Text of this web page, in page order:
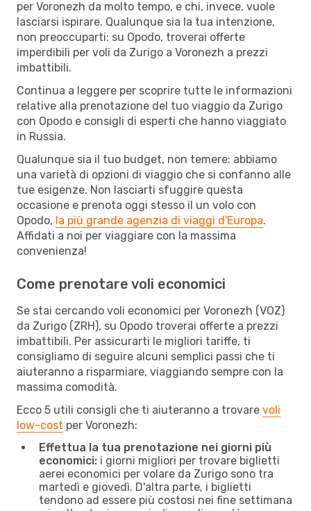
per Voronezh da molto tempo, e chi, invece, vuole
lasciarsi ispirare. Qualunque sia la tua intenzione,
non preoccuparti: su Opodo, troverai offerte
imperdibili per voli da Zurigo a Voronezh a prezzi
imbattibili.
Continua a leggere per scoprire tutte le informazioni
relative alla prenotazione del tuo viaggio da Zurigo
con Opodo e consigli di esperti che hanno viaggiato
in Russia.
Qualunque sia il tuo budget, non temere: abbiamo
una varietà di opzioni di viaggio che si confanno alle
tue esigenze. Non lasciarti sfuggire questa
occasione e prenota oggi stesso il un volo con
Opodo, la più grande agenzia di viaggi d'Europa.
Affidati a noi per viaggiare con la massima
convenienza!
Come prenotare voli economici
Se stai cercando voli economici per Voronezh (VOZ)
da Zurigo (ZRH), su Opodo troverai offerte a prezzi
imbattibili. Per assicurarti le migliori tariffe, ti
consigliamo di seguire alcuni semplici passi che ti
aiuteranno a risparmiare, viaggiando sempre con la
massima comodità.
Ecco 5 utili consigli che ti aiuteranno a trovare voli
low-cost per Voronezh:
Effettua la tua prenotazione nei giorni più
economici: i giorni migliori per trovare biglietti
aerei economici per volare da Zurigo sono tra
martedì e giovedì. D'altra parte, i biglietti
tendono ad essere più costosi nei fine settimana